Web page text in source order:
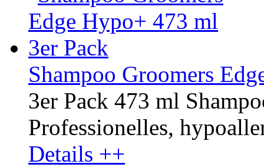
Shampoo Groomers
3er Pack 473 ml
Professionelles,
Details ++